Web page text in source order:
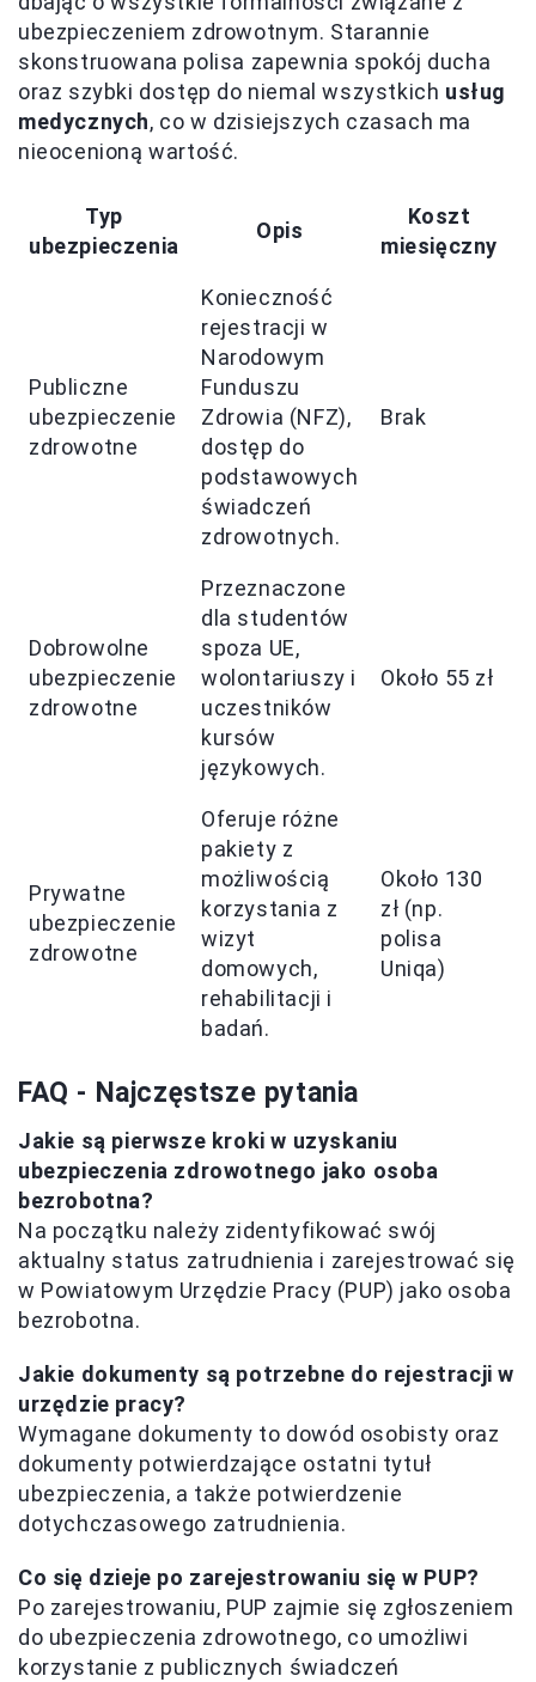
ubezpieczeniem zdrowotnym. Starannie
skonstruowana polisa zapewnia spokój ducha
oraz szybki dostęp do niemal wszystkich usług
medycznych, co w dzisiejszych czasach ma
nieocenioną wartość.
Typ
ubezpieczenia
Opis
Koszt
miesięczny
Publiczne
ubezpieczenie
zdrowotne
Konieczność
rejestracji w
Narodowym
Funduszu
Zdrowia (NFZ),
dostęp do
podstawowych
świadczeń
zdrowotnych.
Brak
Dobrowolne
ubezpieczenie
zdrowotne
Przeznaczone
dla studentów
spoza UE,
wolontariuszy i
uczestników
kursów
językowych.
Około 55 zł
Prywatne
ubezpieczenie
zdrowotne
Oferuje różne
pakiety z
możliwością
korzystania z
wizyt
domowych,
rehabilitacji i
badań.
Około 130
zł (np.
polisa
Uniqa)
FAQ - Najczęstsze pytania
Jakie są pierwsze kroki w uzyskaniu
ubezpieczenia zdrowotnego jako osoba
bezrobotna?
Na początku należy zidentyfikować swój
aktualny status zatrudnienia i zarejestrować się
w Powiatowym Urzędzie Pracy (PUP) jako osoba
bezrobotna.
Jakie dokumenty są potrzebne do rejestracji w
urzędzie pracy?
Wymagane dokumenty to dowód osobisty oraz
dokumenty potwierdzające ostatni tytuł
ubezpieczenia, a także potwierdzenie
dotychczasowego zatrudnienia.
Co się dzieje po zarejestrowaniu się w PUP?
Po zarejestrowaniu, PUP zajmie się zgłoszeniem
do ubezpieczenia zdrowotnego, co umożliwi
korzystanie z publicznych świadczeń